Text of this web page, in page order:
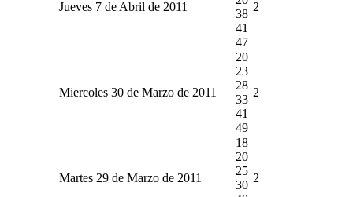
Jueves 7 de Abril de 2011
38
41
47
2
Miercoles 30 de Marzo de 2011
20
23
28
33
41
49
2
Martes 29 de Marzo de 2011
18
20
25
30
2